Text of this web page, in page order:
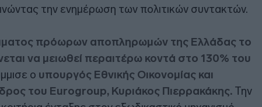
την ενημέρωση των πολιτικών συντακτών.
πρόωρων αποπληρωμών της Ελλάδας το
να μειωθεί περαιτέρω κοντά στο 130% του
ο υπουργός Εθνικής Οικονομίας και
του Eurogroup, Κυριάκος Πιερρακάκης. Την